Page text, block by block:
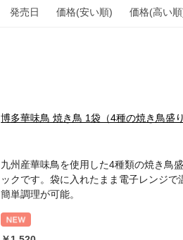
発売日 価格(安い順) 価格(高い
博多華味鳥 焼き鳥 1袋（4種の焼き鳥盛
九州産華味鳥を使用した4種類の焼き鳥
ックです。袋に入れたまま電子レンジで
簡単調理が可能。